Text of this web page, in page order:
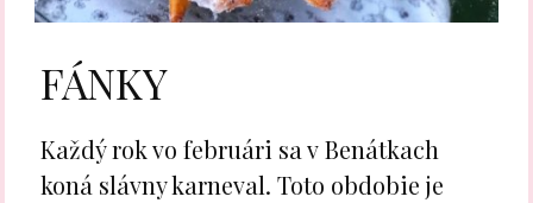
FÁNKY
Každý rok vo februári sa v Benátkach
koná slávny karneval. Toto obdobie je